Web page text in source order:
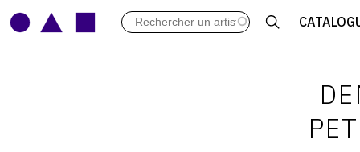
ARCHIVES DES EXPOSITIONS
LIBRAIRIE : LIVRES &
LEXIQUE ARTISTIQUE